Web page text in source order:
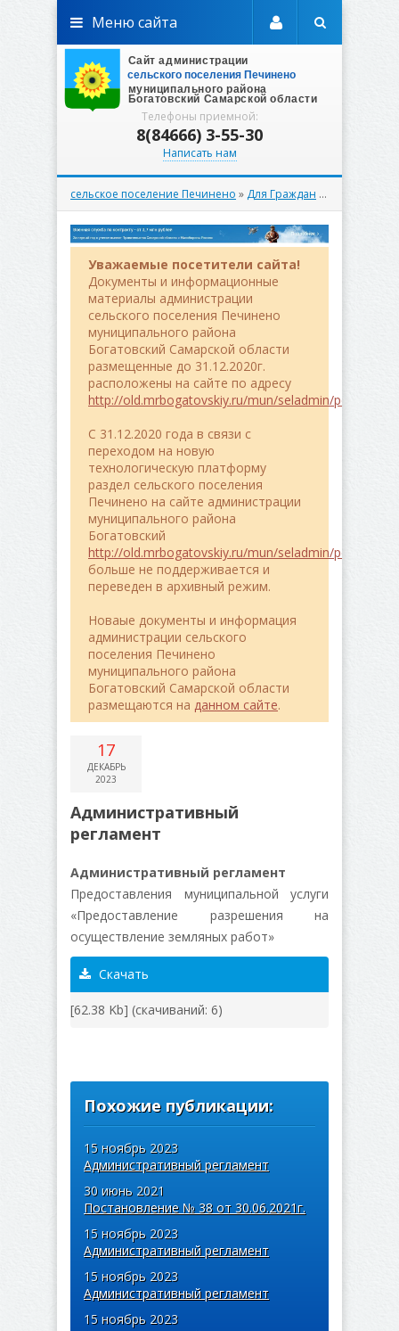
Телефоны приемной:
8(84666) 3-55-30
Написать нам
Меню сайта
сельское поселение Печинено » Для Граждан
Уважаемые посетители сайта!
Документы и информационные
материалы администрации
сельского поселения Печинено
муниципального района
Богатовский Самарской области
размещенные до 31.12.2020г.
расположены на сайте по адресу
http://old.mrbogatovskiy.ru/mun/seladmin/pe4ineno/
C 31.12.2020 года в связи с
переходом на новую
технологическую платформу
раздел сельского поселения
Печинено на сайте администрации
муниципального района
Богатовский
http://old.mrbogatovskiy.ru/mun/seladmin/pe4ineno/
больше не поддерживается и
переведен в архивный режим.
Новаые документы и информация
администрации сельского
поселения Печинено
муниципального района
Богатовский Самарской области
размещаются на данном сайте.
17
ДЕКАБРЬ
2023
Административный
регламент
Административный регламент
Предоставления муниципальной услуги
«Предоставление разрешения на
осуществление земляных работ»
Скачать
[62.38 Kb] (cкачиваний: 6)
Похожие публикации:
15 ноябрь 2023
Административный регламент
30 июнь 2021
Постановление № 38 от 30.06.2021г.
15 ноябрь 2023
Административный регламент
15 ноябрь 2023
Административный регламент
15 ноябрь 2023